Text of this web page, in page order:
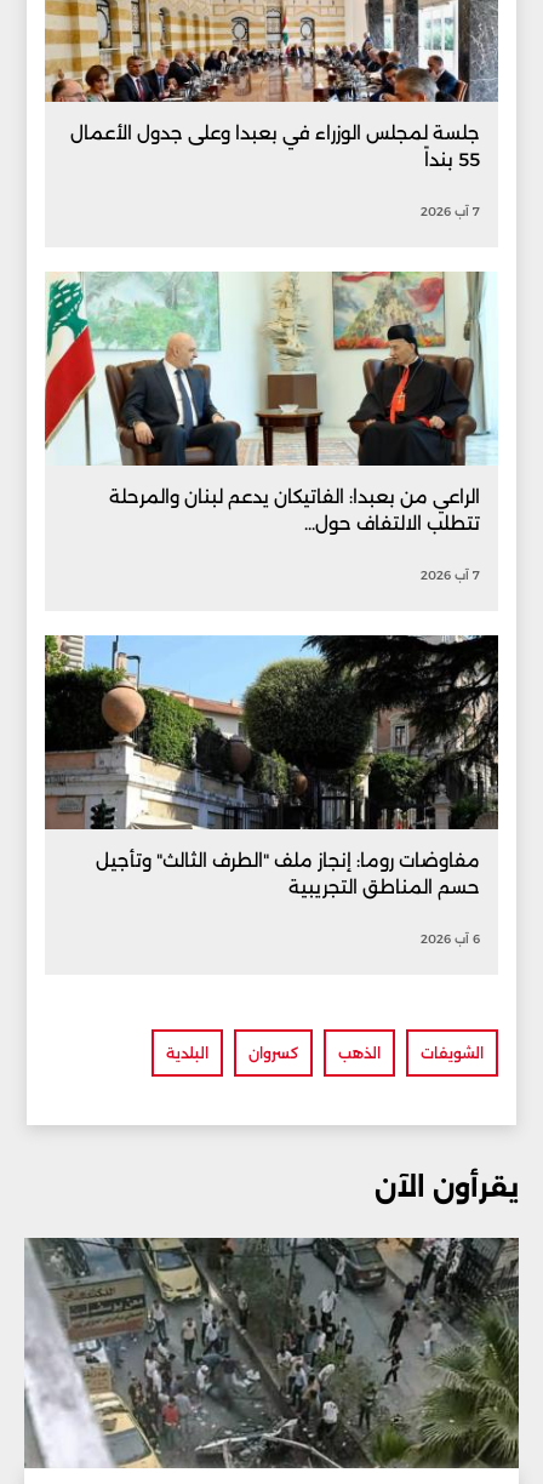
جلسة لمجلس الوزراء في بعبدا وعلى جدول الأعمال
55 بنداً
7 آب 2026
الراعي من بعبدا: الفاتيكان يدعم لبنان والمرحلة
تتطلب الالتفاف حول...
7 آب 2026
مفاوضات روما: إنجاز ملف "الطرف الثالث" وتأجيل
حسم المناطق التجريبية
6 آب 2026
الشويفات الذهب كسروان البلدية
يقرأون الآن